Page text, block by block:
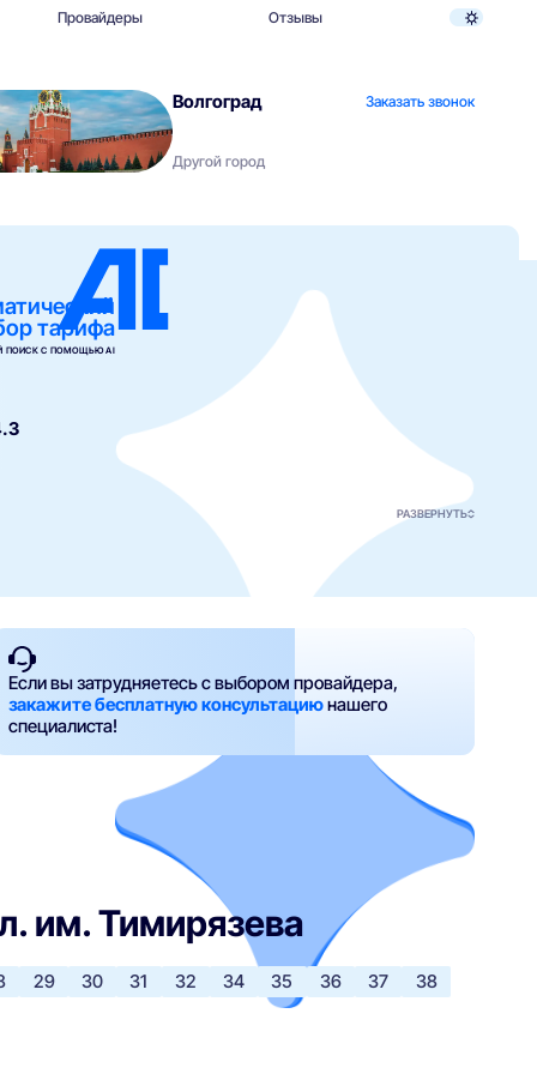
Провайдеры Отзывы
Волгоград Заказать звонок
Другой город
тарифа
ПОИСК С ПОМОЩЬЮ AI
РАЗВЕРНУТЬ
Если вы затрудняетесь с выбором провайдера,
закажите бесплатную консультациюнашего
специалиста!
им. Тимирязева
29 30 31 32 34 35 36 37
38